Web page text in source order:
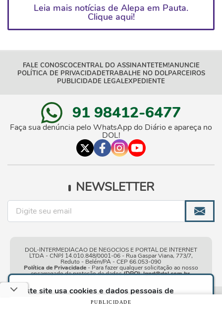
Este site usa cookies e dados pessoais de
acordo com os nossosTermos de Uso e Política
e, ao continuar navegando neste
Leia mais notícias de Alepa em Pauta.
Clique aqui!
FALE CONOSCOCENTRAL DO ASSINANTETEM!ANUNCIE
POLÍTICA DE PRIVACIDADETRABALHE NO DOLPARCEIROS
PUBLICIDADE LEGALEXPEDIENTE
91 98412-6477
Faça sua denúncia pelo WhatsApp do Diário e apareça no
DOL!
NEWSLETTER
DOL-INTERMEDIACAO DE NEGOCIOS E PORTAL DE INTERNET
LTDA - CNPJ 14.010.848/0001-06 - Rua Gaspar Viana, 773/7,
Reduto - Belém/PA - CEP 66.053-090
Política de Privacidade- Para fazer qualquer solicitação ao nosso
encarregado de proteção de dados(DPO):lgpd@dol.com.br.
| © Copyright 2010-2026 DOL - Diário
PUBLICIDADE